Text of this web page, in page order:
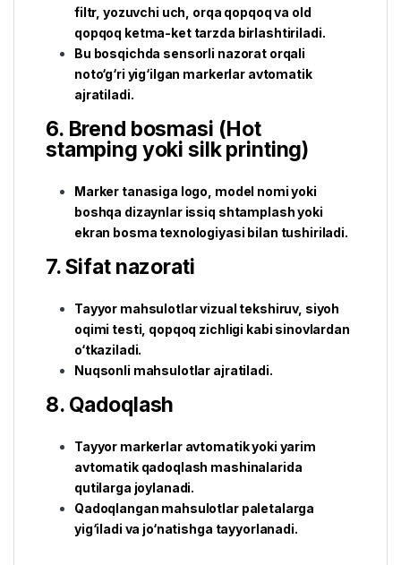
filtr, yozuvchi uch, orqa qopqoq va old
qopqoq ketma-ket tarzda birlashtiriladi.
Bu bosqichda sensorli nazorat orqali
noto‘g‘ri yig‘ilgan markerlar avtomatik
ajratiladi.
6. Brend bosmasi (Hot
stamping yoki silk printing)
Marker tanasiga logo, model nomi yoki
boshqa dizaynlar issiq shtamplash yoki
ekran bosma texnologiyasi bilan tushiriladi.
7. Sifat nazorati
Tayyor mahsulotlar vizual tekshiruv, siyoh
oqimi testi, qopqoq zichligi kabi sinovlardan
o‘tkaziladi.
Nuqsonli mahsulotlar ajratiladi.
8. Qadoqlash
Tayyor markerlar avtomatik yoki yarim
avtomatik qadoqlash mashinalarida
qutilarga joylanadi.
Qadoqlangan mahsulotlar paletalarga
yig‘iladi va jo‘natishga tayyorlanadi.